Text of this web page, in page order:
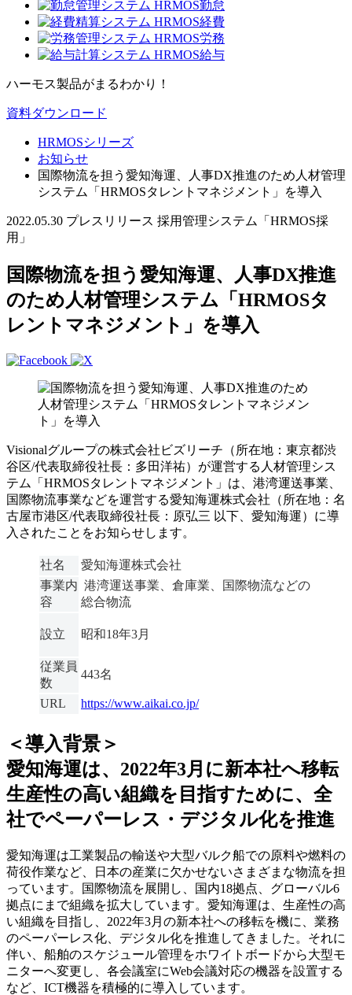
ハーモス製品がまるわかり！
資料ダウンロード
HRMOSシリーズ
お知らせ
国際物流を担う愛知海運、人事DX推進のため人材管理
システム「HRMOSタレントマネジメント」を導入
2022.05.30 プレスリリース 採用管理システム「HRMOS採
用」
国際物流を担う愛知海運、人事DX推進
のため人材管理システム「HRMOSタ
レントマネジメント」を導入
Visionalグループの株式会社ビズリーチ（所在地：東京都渋
谷区/代表取締役社長：多田洋祐）が運営する人材管理シス
テム「HRMOSタレントマネジメント」は、港湾運送事業、
国際物流事業などを運営する愛知海運株式会社（所在地：名
古屋市港区/代表取締役社長：原弘三 以下、愛知海運）に導
入されたことをお知らせします。
社名
愛知海運株式会社
事業内
容
港湾運送事業、倉庫業、国際物流などの
総合物流
設立 昭和18年3月
従業員
数
443名
URL https://www.aikai.co.jp/
＜導入背景＞
愛知海運は、2022年3月に新本社へ移転
生産性の高い組織を目指すために、全
社でペーパーレス・デジタル化を推進
愛知海運は工業製品の輸送や大型バルク船での原料や燃料の
荷役作業など、日本の産業に欠かせないさまざまな物流を担
っています。国際物流を展開し、国内18拠点、グローバル6
拠点にまで組織を拡大しています。愛知海運は、生産性の高
い組織を目指し、2022年3月の新本社への移転を機に、業務
のペーパーレス化、デジタル化を推進してきました。それに
伴い、船舶のスケジュール管理をホワイトボードから大型モ
ニターへ変更し、各会議室にWeb会議対応の機器を設置する
など、ICT機器を積極的に導入しています。